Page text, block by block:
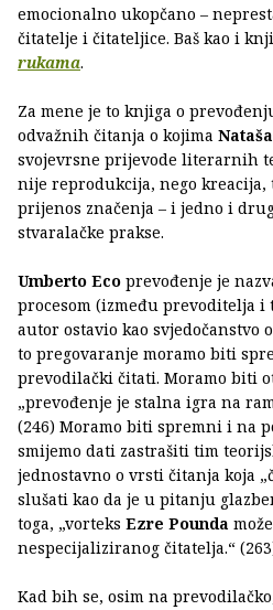
emocionalno ukopčano –
čitatelje i čitateljice. Baš kao i
rukama.
Za mene je to knjiga o
odvažnih čitanja o kojima
svojevrsne prijevode literarnih
nije reprodukcija, nego
prijenos značenja – i jedno i
stvaralačke prakse.
Umberto Eco prevođenje je
procesom (između prevoditelja
autor ostavio kao svjedočanstvo
to pregovaranje moramo biti
prevodilački čitati. Moramo biti
„prevođenje je stalna igra na
(246) Moramo biti spremni i na
smijemo dati zastrašiti tim
jednostavno o vrsti čitanja koja
slušati kao da je u pitanju
toga, „vorteks Ezre Pounda
nespecijaliziranog čitatelja.“
Kad bih se, osim na